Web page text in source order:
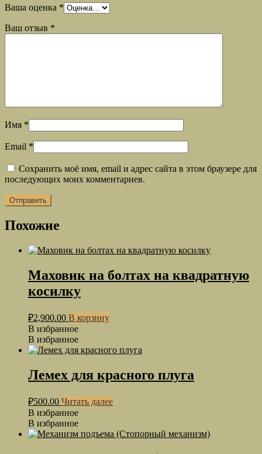
Ваша оценка *
Ваш отзыв *
Имя *
Email *
Сохранить моё имя, email и адрес сайта в этом браузере для
последующих моих комментариев.
Похожие
Маховик на болтах на квадратную
косилку
₽2,900.00 В корзину
В избранное
В избранное
Лемех для красного плуга
₽500.00 Читать далее
В избранное
В избранное